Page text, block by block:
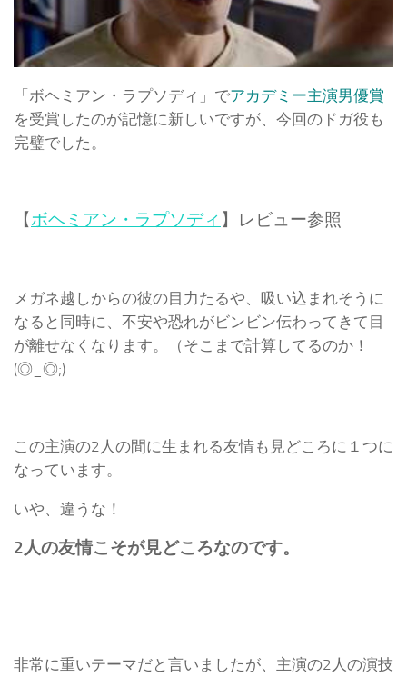
「ボヘミアン・ラプソディ」でアカデミー主演男優賞
を受賞したのが記憶に新しいですが、今回のドガ役も
完璧でした。
【ボヘミアン・ラプソディ 】レビュー参照
メガネ越しからの彼の目力たるや、吸い込まれそうに
なると同時に、不安や恐れがビンビン伝わってきて目
が離せなくなります。（そこまで計算してるのか！
(◎_◎;)
この主演の2人の間に生まれる友情も見どころに１つに
なっています。
いや、違うな！
2人の友情こそが見どころなのです。
非常に重いテーマだと言いましたが、主演の2人の演技